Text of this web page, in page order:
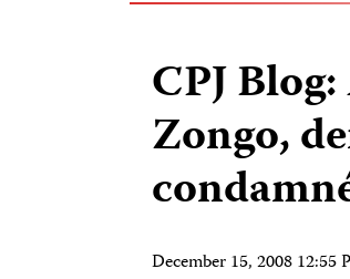
CPJ
Zongo,
December 15, 2008 12:55